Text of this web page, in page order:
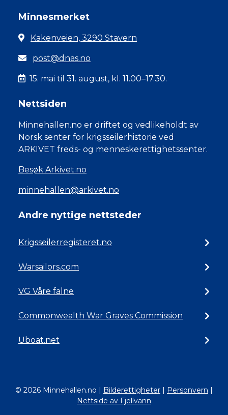
Minnesmerket
Kakenveien, 3290 Stavern
post@dnas.no
15. mai til 31. august, kl. 11.00–17.30.
Nettsiden
Minnehallen.no er driftet og vedlikeholdt av
Norsk senter for krigsseilerhistorie ved
ARKIVET freds- og menneskerettighetssenter.
Besøk Arkivet.no
minnehallen@arkivet.no
Andre nyttige nettsteder
Krigsseilerregisteret.no
Warsailors.com
VG Våre falne
Commonwealth War Graves Commission
Uboat.net
© 2026 Minnehallen.no | Bilderettigheter | Personvern |
Nettside av Fjellvann